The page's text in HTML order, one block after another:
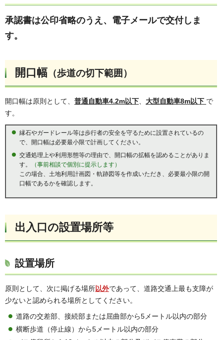
承認書は公印省略のうえ、電子メールで交付しま
す。
開口幅 （歩道の切下範囲）
開口幅は原則として、 普通自動車4.2m以下 大型自動車8m以下 で
す。
縁石やガードレール等は歩行者の安全を守るために設置されているの
で、開口幅は必要最小限で計画してください。
交通処理上や利用形態等の理由で、開口幅の拡幅を認めることがありま
す。
（事前相談で個別に提示します）
この場合、土地利用計画図・軌跡図等を作成いただき、必要最小限の開
口幅であるかを確認します。
出入口の設置場所等
設置場所
原則として、次に掲げる場所以外であって、道路交通上最も支障が
少ないと認められる場所としてください。
道路の交差部、接続部または屈曲部から5メートル以内の部分
横断歩道（停止線）から5メートル以内の部分